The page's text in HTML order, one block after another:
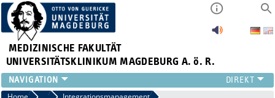
MEDIZINISCHE FAKULTÄT
UNIVERSITÄTSKLINIKUM MAGDEBURG A. ö. R.
INSTITUTE